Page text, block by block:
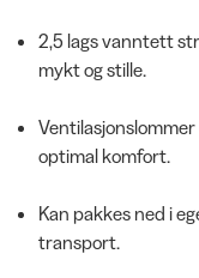
2,5 lags vanntett
mykt og stille.
optimal komfort.
Kan pakkes ned i
transport.